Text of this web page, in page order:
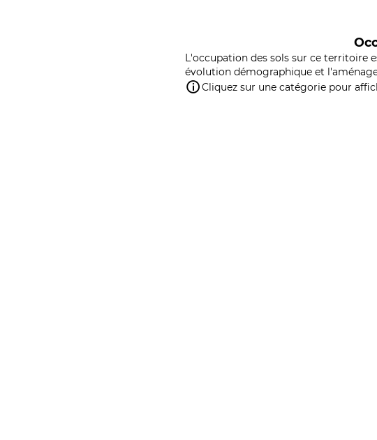
L'occupation des sols sur ce territoire
évolution démographique et
Cliquez sur une catégorie pour